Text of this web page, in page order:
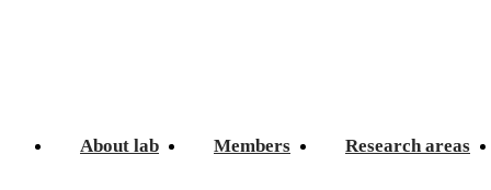
About lab Members Research areas